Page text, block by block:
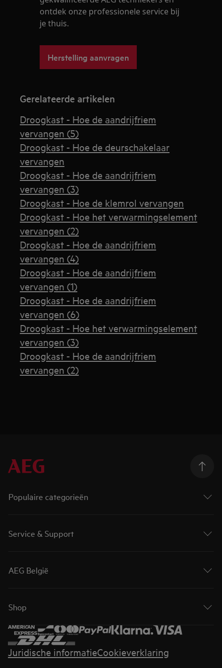
ontdek onze professionele service bij
je thuis.
Herstelling aanvragen
Gerelateerde artikelen
Droogkast - Hoe de aandrijfriem
vervangen (5)
Droogkast - Hoe de deurschakelaar
vervangen
Droogkast - Hoe de aandrijfriem
vervangen (3)
Droogkast - Hoe de klemrol vervangen
Droogkast - Hoe het verwarmingselement
vervangen (2)
Droogkast - Hoe de aandrijfriem
vervangen (4)
Droogkast - Hoe de aandrijfriem
vervangen (1)
Droogkast - Hoe de aandrijfriem
vervangen (6)
Droogkast - Hoe het verwarmingselement
vervangen (3)
Droogkast - Hoe de aandrijfriem
vervangen (2)
Populaire categorieën
Service & Support
AEG België
Shop
Juridische informatieCookieverklaring